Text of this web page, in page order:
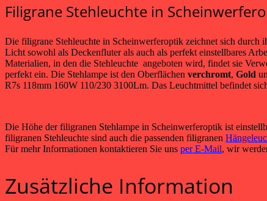
Filigrane Stehleuchte in
Die filigrane Stehleuchte in Scheinwerferoptik zeichnet sich durch
Licht sowohl als Deckenfluter als auch als perfekt einstellbares
Materialien, in den die Stehleuchte angeboten wird, findet sie
perfekt ein. Die Stehlampe ist den Oberflächen verchromt, Gold
R7s 118mm 160W 110/230 3100Lm. Das Leuchtmittel befindet
Die Höhe der filigranen Stehlampe in Scheinwerferoptik ist
filigranen Stehleuchte sind auch die passenden filigranen
Für mehr Informationen kontaktieren Sie uns per E-Mail, wir
Zusätzliche Information